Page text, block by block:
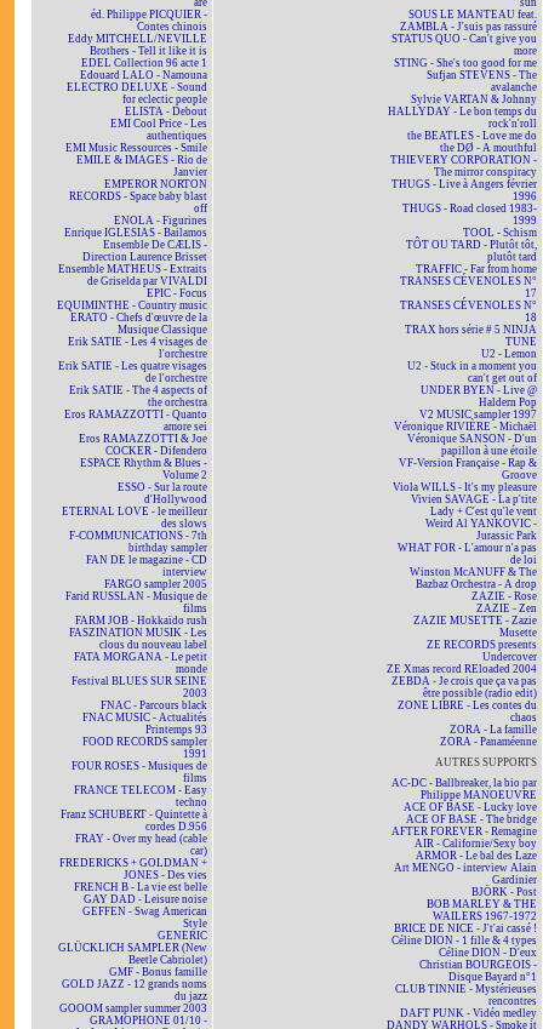
are
éd. Philippe PICQUIER -
Contes chinois
Eddy MITCHELL/NEVILLE
Brothers - Tell it like it is
EDEL Collection 96 acte 1
Edouard LALO - Namouna
ELECTRO DELUXE - Sound
for eclectic people
ELISTA - Debout
EMI Cool Price - Les
authentiques
EMI Music Ressources - Smile
EMILE & IMAGES - Rio de
Janvier
EMPEROR NORTON
RECORDS - Space baby blast
off
ENOLA - Figurines
Enrique IGLESIAS - Bailamos
Ensemble De CÆLIS -
Direction Laurence Brisset
Ensemble MATHEUS - Extraits
de Griselda par VIVALDI
EPIC - Focus
EQUIMINTHE - Country music
ERATO - Chefs d'œuvre de la
Musique Classique
Erik SATIE - Les 4 visages de
l'orchestre
Erik SATIE - Les quatre visages
de l'orchestre
Erik SATIE - The 4 aspects of
the orchestra
Eros RAMAZZOTTI - Quanto
amore sei
Eros RAMAZZOTTI & Joe
COCKER - Difendero
ESPACE Rhythm & Blues -
Volume 2
ESSO - Sur la route
d'Hollywood
ETERNAL LOVE - le meilleur
des slows
F-COMMUNICATIONS - 7th
birthday sampler
FAN DE le magazine - CD
interview
FARGO sampler 2005
Farid RUSSLAN - Musique de
films
FARM JOB - Hokkaïdo rush
FASZINATION MUSIK - Les
clous du nouveau label
FATA MORGANA - Le petit
monde
Festival BLUES SUR SEINE
2003
FNAC - Parcours black
FNAC MUSIC - Actualités
Printemps 93
FOOD RECORDS sampler
1991
FOUR ROSES - Musiques de
films
FRANCE TELECOM - Easy
techno
Franz SCHUBERT - Quintette à
cordes D.956
FRAY - Over my head (cable
car)
FREDERICKS + GOLDMAN +
JONES - Des vies
FRENCH B - La vie est belle
GAY DAD - Leisure noise
GEFFEN - Swag American
Style
GENERIC
GLÜCKLICH SAMPLER (New
Beetle Cabriolet)
GMF - Bonus famille
GOLD JAZZ - 12 grands noms
du jazz
GOOOM sampler summer 2003
GRAMOPHONE 01/10 -
sun
SOUS LE MANTEAU feat.
ZAMBLA - J'suis pas rassuré
STATUS QUO - Can't give you
more
STING - She's too good for me
Sufjan STEVENS - The
avalanche
Sylvie VARTAN & Johnny
HALLYDAY - Le bon temps du
rock'n'roll
the BEATLES - Love me do
the DØ - A mouthful
THIEVERY CORPORATION -
The mirror conspiracy
THUGS - Live à Angers février
1996
THUGS - Road closed 1983-
1999
TOOL - Schism
TÔT OU TARD - Plutôt tôt,
plutôt tard
TRAFFIC - Far from home
TRANSES CÉVENOLES N°
17
TRANSES CÉVENOLES N°
18
TRAX hors série # 5 NINJA
TUNE
U2 - Lemon
U2 - Stuck in a moment you
can't get out of
UNDER BYEN - Live @
Haldern Pop
V2 MUSIC sampler 1997
Véronique RIVIÈRE - Michaël
Véronique SANSON - D'un
papillon à une étoile
VF-Version Française - Rap &
Groove
Viola WILLS - It's my pleasure
Vivien SAVAGE - La p'tite
Lady + C'est qu'le vent
Weird Al YANKOVIC -
Jurassic Park
WHAT FOR - L'amour n'a pas
de loi
Winston McANUFF & The
Bazbaz Orchestra - A drop
ZAZIE - Rose
ZAZIE - Zen
ZAZIE MUSETTE - Zazie
Musette
ZE RECORDS presents
Undercover
ZE Xmas record REloaded 2004
ZEBDA - Je crois que ça va pas
être possible (radio edit)
ZONE LIBRE - Les contes du
chaos
ZORA - La famille
ZORA - Panaméenne
AUTRES SUPPORTS
AC-DC - Ballbreaker, la bio par
Philippe MANOEUVRE
ACE OF BASE - Lucky love
ACE OF BASE - The bridge
AFTER FOREVER - Remagine
AIR - Californie/Sexy boy
ARMOR - Le bal des Laze
Art MENGO - interview Alain
Gardinier
BJÖRK - Post
BOB MARLEY & THE
WAILERS 1967-1972
BRICE DE NICE - J't'ai cassé !
Céline DION - 1 fille & 4 types
Céline DION - D'eux
Christian BOURGEOIS -
Disque Bayard n°1
CLUB TINNIE - Mystérieuses
rencontres
DAFT PUNK - Vidéo medley
DANDY WARHOLS - Smoke it